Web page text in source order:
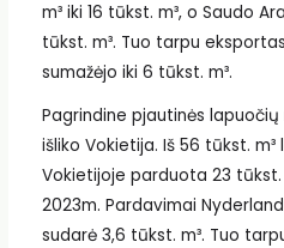
m³ iki 16 tūkst. m³, o Saudo
tūkst. m³. Tuo tarpu
sumažėjo iki 6 tūkst. m³.
Pagrindine pjautinės
išliko Vokietija. Iš 56 tūkst.
Vokietijoje parduota 23 tūkst.
2023m. Pardavimai
sudarė 3,6 tūkst. m³. Tuo